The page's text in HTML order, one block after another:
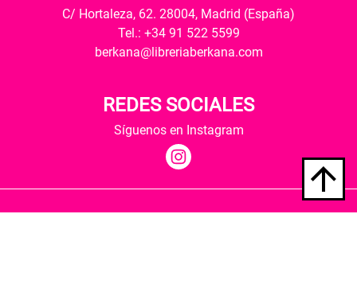
C/ Hortaleza, 62. 28004, Madrid (España)
Tel.: +34 91 522 5599
berkana@libreriaberkana.com
REDES SOCIALES
Síguenos en Instagram